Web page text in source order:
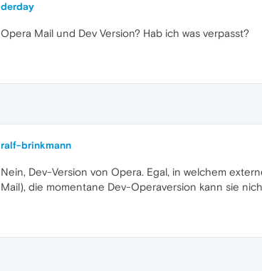
derday
Opera Mail und Dev Version? Hab ich was verpasst?
ralf-brinkmann
Nein, Dev-Version von Opera. Egal, in welchem
Mail), die momentane Dev-Operaversion kann sie